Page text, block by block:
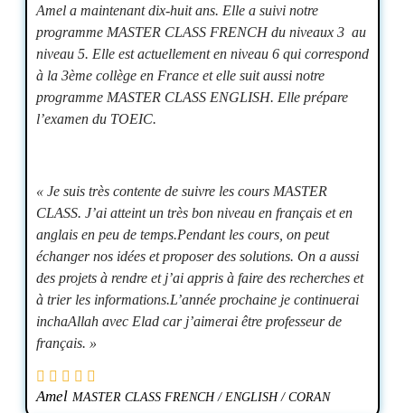
Amel a maintenant dix-huit ans. Elle a suivi notre
programme MASTER CLASS FRENCH du niveaux 3 au
niveau 5. Elle est actuellement en niveau 6 qui correspond
à la 3ème collège en France et elle suit aussi notre
programme MASTER CLASS ENGLISH. Elle prépare
l’examen du TOEIC.
« Je suis très contente de suivre les cours MASTER
CLASS. J’ai atteint un très bon niveau en français et en
anglais en peu de temps.Pendant les cours, on peut
échanger nos idées et proposer des solutions. On a aussi
des projets à rendre et j’ai appris à faire des recherches et
à trier les informations.L’année prochaine je continuerai
inchaAllah avec Elad car j’aimerai être professeur de
français. »
Amel MASTER CLASS FRENCH / ENGLISH / CORAN